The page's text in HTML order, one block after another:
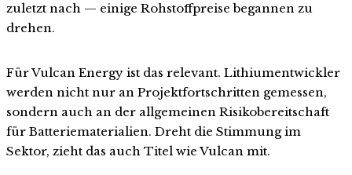
zuletzt nach — einige Rohstoffpreise begannen zu
drehen.
Für Vulcan Energy ist das relevant. Lithiumentwickler
werden nicht nur an Projektfortschritten gemessen,
sondern auch an der allgemeinen Risikobereitschaft
für Batteriematerialien. Dreht die Stimmung im
Sektor, zieht das auch Titel wie Vulcan mit.